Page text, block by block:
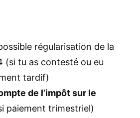
régularisation de la
(si tu as contesté ou eu
tardif)
de l’impôt sur le
paiement trimestriel)